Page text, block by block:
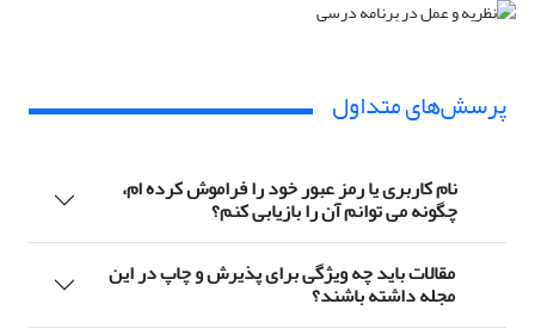
پرسش‌های متداول
نام کاربری یا رمز عبور خود را فراموش کرده ام،
چگونه می توانم آن را بازیابی کنم؟
مقالات باید چه ویژگی برای پذیرش و چاپ در این
مجله داشته باشند؟